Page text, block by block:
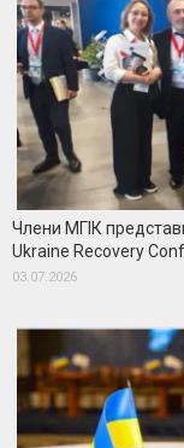
Члени МГІК
Ukraine Recovery
03.07.2026